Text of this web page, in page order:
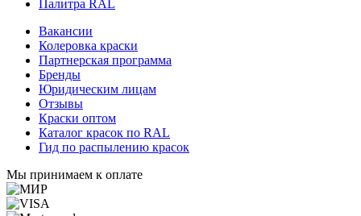
Палитра RAL
Вакансии
Колеровка краски
Партнерская программа
Бренды
Юридическим лицам
Отзывы
Краски оптом
Каталог красок по RAL
Гид по распылению красок
Мы принимаем к оплате